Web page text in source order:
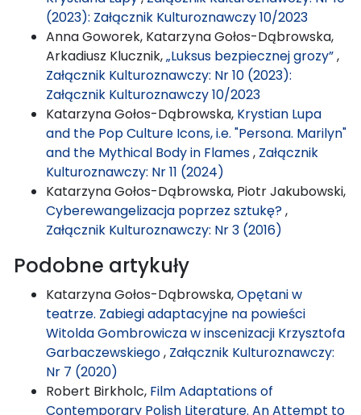
(2023): Załącznik Kulturoznawczy 10/2023
Anna Goworek, Katarzyna Gołos-Dąbrowska,
Arkadiusz Klucznik,„Luksus bezpiecznej grozy”,
Załącznik Kulturoznawczy: Nr 10 (2023):
Załącznik Kulturoznawczy 10/2023
Katarzyna Gołos-Dąbrowska, Krystian Lupa
and the Pop Culture Icons, i.e. "Persona. Marilyn"
and the Mythical Body in Flames, Załącznik
Kulturoznawczy: Nr 11 (2024)
Katarzyna Gołos-Dąbrowska, Piotr Jakubowski,
Cyberewangelizacja poprzez sztukę?,
Załącznik Kulturoznawczy: Nr 3 (2016)
Podobne artykuły
Katarzyna Gołos-Dąbrowska,Opętani w
teatrze. Zabiegi adaptacyjne na powieści
Witolda Gombrowicza w inscenizacji Krzysztofa
Garbaczewskiego, Załącznik Kulturoznawczy:
Nr 7 (2020)
Robert Birkholc, Film Adaptations of
Contemporary Polish Literature. An Attempt to